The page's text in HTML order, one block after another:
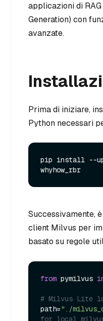
applicazioni di
Generation) con
avanzate.
Prima di iniziare,
Python necessari
pip install --
Successivamente,
client Milvus per
basato su regole
from pymilvus
# Milvus Lite
path="./
for local